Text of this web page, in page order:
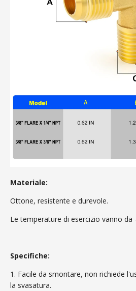
Materiale:
Ottone, resistente e durevole.
Le temperature di esercizio vanno
Specifiche:
1. Facile da smontare, non richiede
la svasatura.